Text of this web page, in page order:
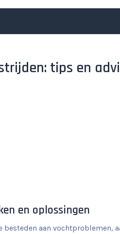
tips en
en oplossingen
aan vochtproblemen,